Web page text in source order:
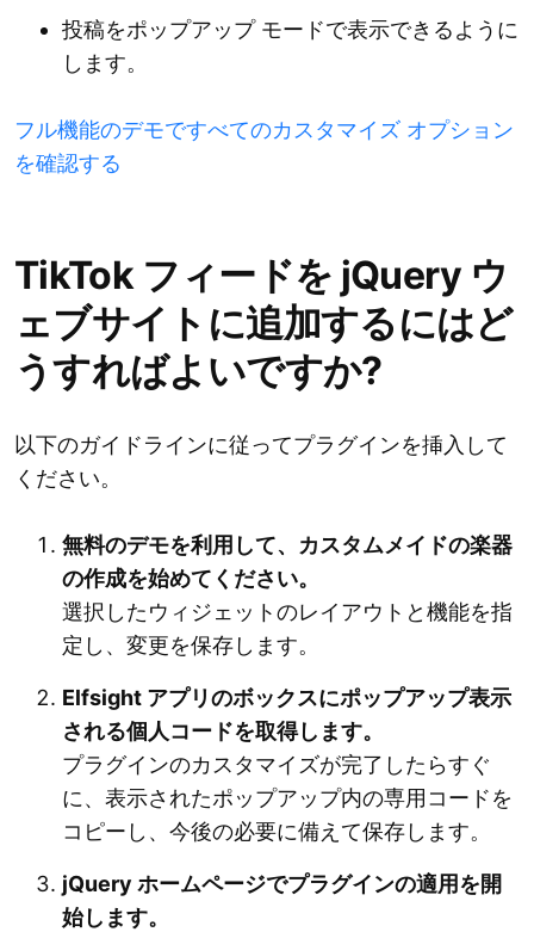
投稿をポップアップ モードで表示できるように
します。
フル機能のデモですべてのカスタマイズ オプション
を確認する
TikTok フィードを jQuery ウ
ェブサイトに追加するにはど
うすればよいですか?
以下のガイドラインに従ってプラグインを挿入して
ください。
無料のデモを利用して、カスタムメイドの楽器
の作成を始めてください。
選択したウィジェットのレイアウトと機能を指
定し、変更を保存します。
Elfsight アプリのボックスにポップアップ表示
される個人コードを取得します。
プラグインのカスタマイズが完了したらすぐ
に、表示されたポップアップ内の専用コードを
コピーし、今後の必要に備えて保存します。
jQuery ホームページでプラグインの適用を開
始します。